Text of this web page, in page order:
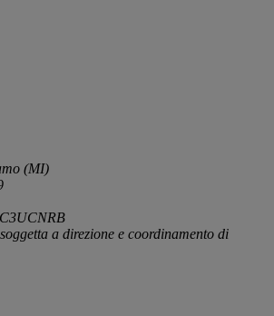
(MI)
a direzione e coordinamento di